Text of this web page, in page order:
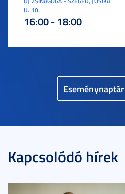
Eseménynaptár
U. 10.
16:00 - 18:00
Kapcsolódó hírek